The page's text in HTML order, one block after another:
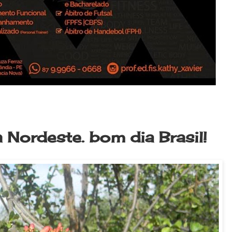
bom dia Brasil!